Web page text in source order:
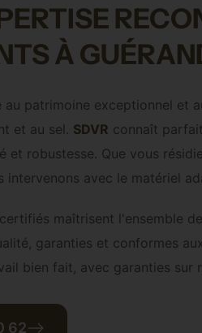
À
au patrimoine exceptionnel et
et au sel. SDVR connaît
et robustesse. Que vous
intervenons avec le matériel
maîtrisent l'ensemble
garanties et conformes
bien fait, avec garanties
62